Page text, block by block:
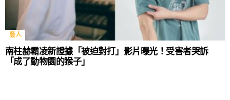
藝人
南柱赫霸凌新證據「被迫對打」影片曝光！受害者哭訴
「成了動物園的猴子」